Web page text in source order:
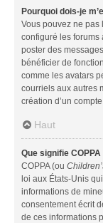
Pourquoi dois-je
Vous pouvez ne pas
configuré les forums
poster des
bénéficier de
comme les avatars
courriels aux autres
création d’un
Haut
Que signifie COPPA
COPPA (ou
loi aux États-Unis
informations de
consentement écrit
de ces informations